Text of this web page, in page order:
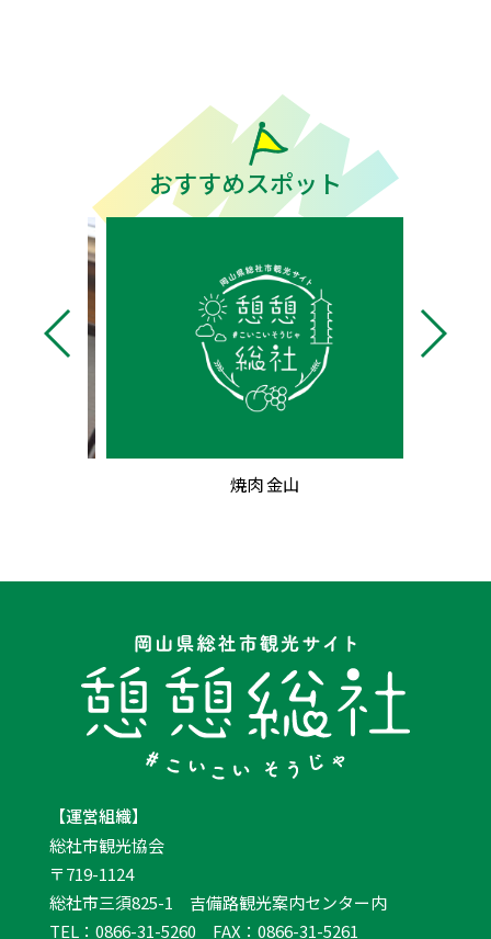
おすすめスポット
焼肉 金山
【運営組織】
総社市観光協会
〒719-1124
総社市三須825-1 吉備路観光案内センター内
TEL：0866-31-5260 FAX：0866-31-5261